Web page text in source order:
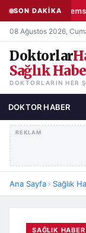
SON DAKİKA
08 Ağustos 2026,
Doktorlar
Sağlık
DOKTORLARIN HER
DOKTOR HABER
REKLAM
Ana Sayfa › Sağlık
SAĞLIK HABER